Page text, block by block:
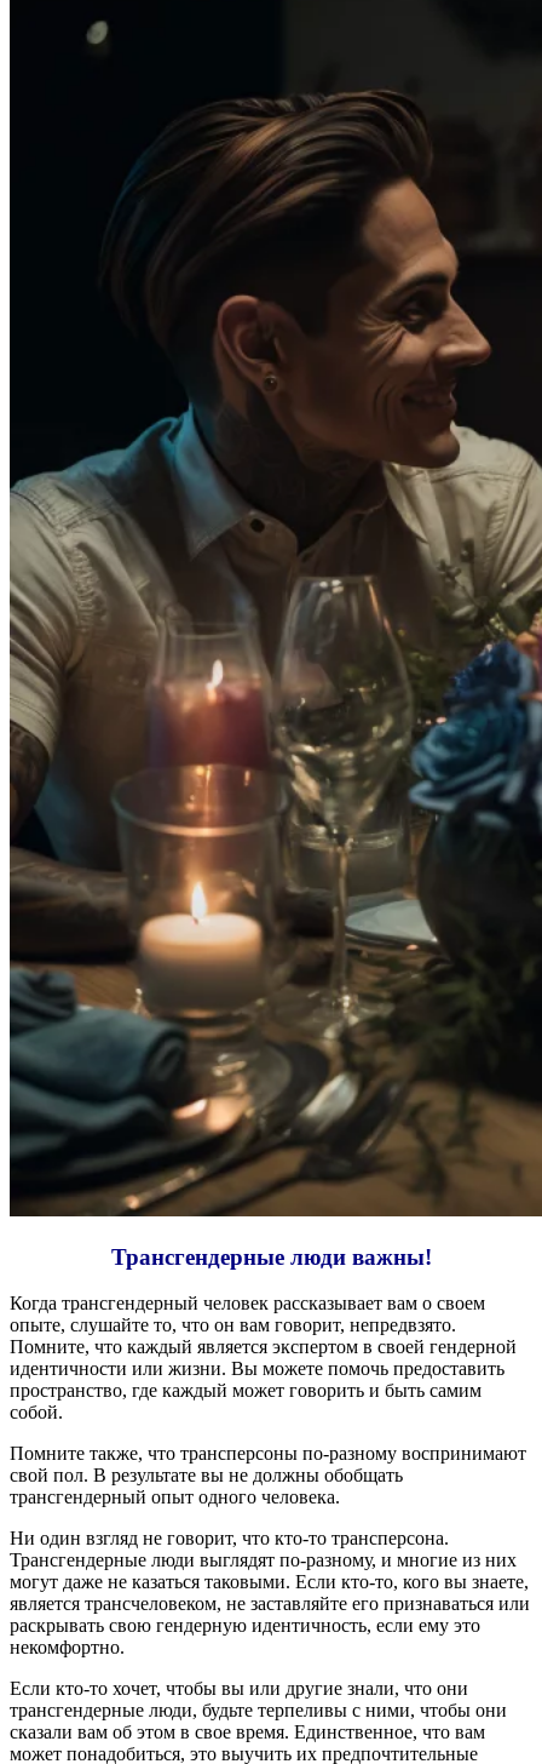
Трансгендерные люди важны!
Когда трансгендерный человек рассказывает вам о своем
опыте, слушайте то, что он вам говорит, непредвзято.
Помните, что каждый является экспертом в своей гендерной
идентичности или жизни. Вы можете помочь предоставить
пространство, где каждый может говорить и быть самим
собой.
Помните также, что трансперсоны по-разному воспринимают
свой пол. В результате вы не должны обобщать
трансгендерный опыт одного человека.
Ни один взгляд не говорит, что кто-то трансперсона.
Трансгендерные люди выглядят по-разному, и многие из них
могут даже не казаться таковыми. Если кто-то, кого вы знаете,
является трансчеловеком, не заставляйте его признаваться или
раскрывать свою гендерную идентичность, если ему это
некомфортно.
Если кто-то хочет, чтобы вы или другие знали, что они
трансгендерные люди, будьте терпеливы с ними, чтобы они
сказали вам об этом в свое время. Единственное, что вам
может понадобиться, это выучить их предпочтительные